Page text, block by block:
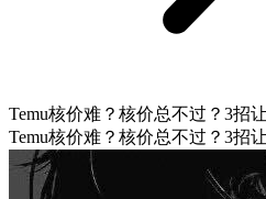
Temu核价难？核价总不过？3招
Temu核价难？核价总不过？3招